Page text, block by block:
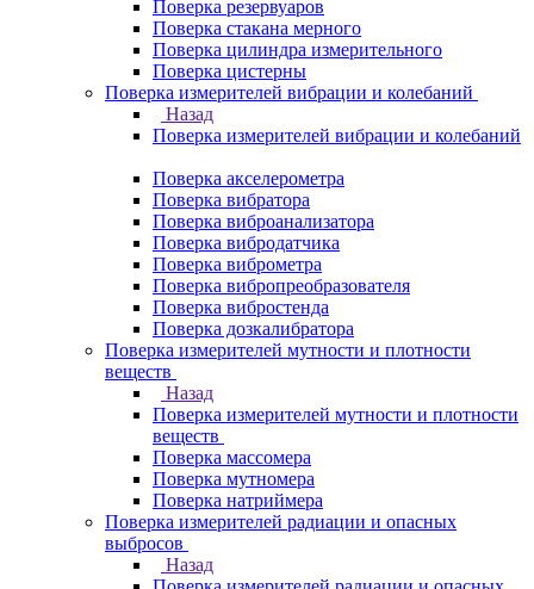
Поверка резервуаров
Поверка стакана мерного
Поверка цилиндра измерительного
Поверка цистерны
Поверка измерителей вибрации и колебаний
Назад
Поверка измерителей вибрации и колебаний
Поверка акселерометра
Поверка вибратора
Поверка виброанализатора
Поверка вибродатчика
Поверка виброметра
Поверка вибропреобразователя
Поверка вибростенда
Поверка дозкалибратора
Поверка измерителей мутности и плотности
веществ
Назад
Поверка измерителей мутности и плотности
веществ
Поверка массомера
Поверка мутномера
Поверка натриймера
Поверка измерителей радиации и опасных
выбросов
Назад